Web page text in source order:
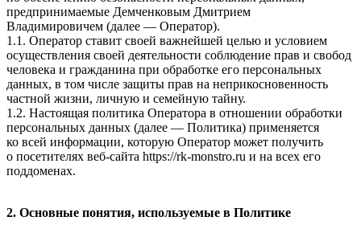
предпринимаемые Демченковым Дмитрием
Владимировичем (далее — Оператор).
1.1. Оператор ставит своей важнейшей целью и условием
осуществления своей деятельности соблюдение прав и свобод
человека и гражданина при обработке его персональных
данных, в том числе защиты прав на неприкосновенность
частной жизни, личную и семейную тайну.
1.2. Настоящая политика Оператора в отношении обработки
персональных данных (далее — Политика) применяется
ко всей информации, которую Оператор может получить
о посетителях веб-сайта https://rk-monstro.ru и на всех его
поддоменах.
2. Основные понятия, используемые в Политике